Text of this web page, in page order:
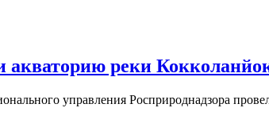
реки
управления Росприроднадзора